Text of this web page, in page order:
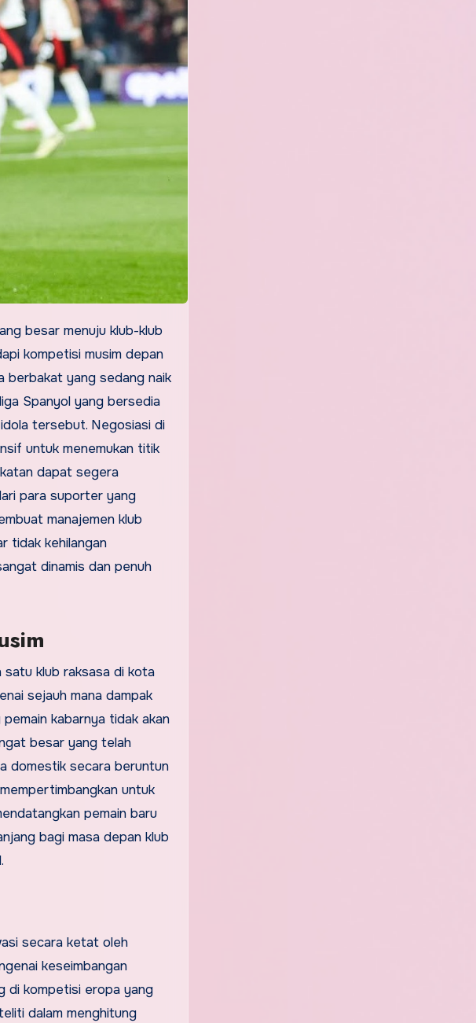
kompetisi musim depan
berbakat yang sedang naik
Spanyol yang bersedia
tersebut. Negosiasi di
untuk menemukan titik
dapat segera
para suporter yang
manajemen klub
tidak kehilangan
dinamis dan penuh
satu klub raksasa di kota
sejauh mana dampak
kabarnya tidak akan
besar yang telah
domestik secara beruntun
untuk
pemain baru
bagi masa depan klub
secara ketat oleh
keseimbangan
di kompetisi eropa yang
dalam menghitung